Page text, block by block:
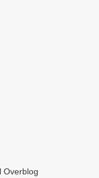
Overblog